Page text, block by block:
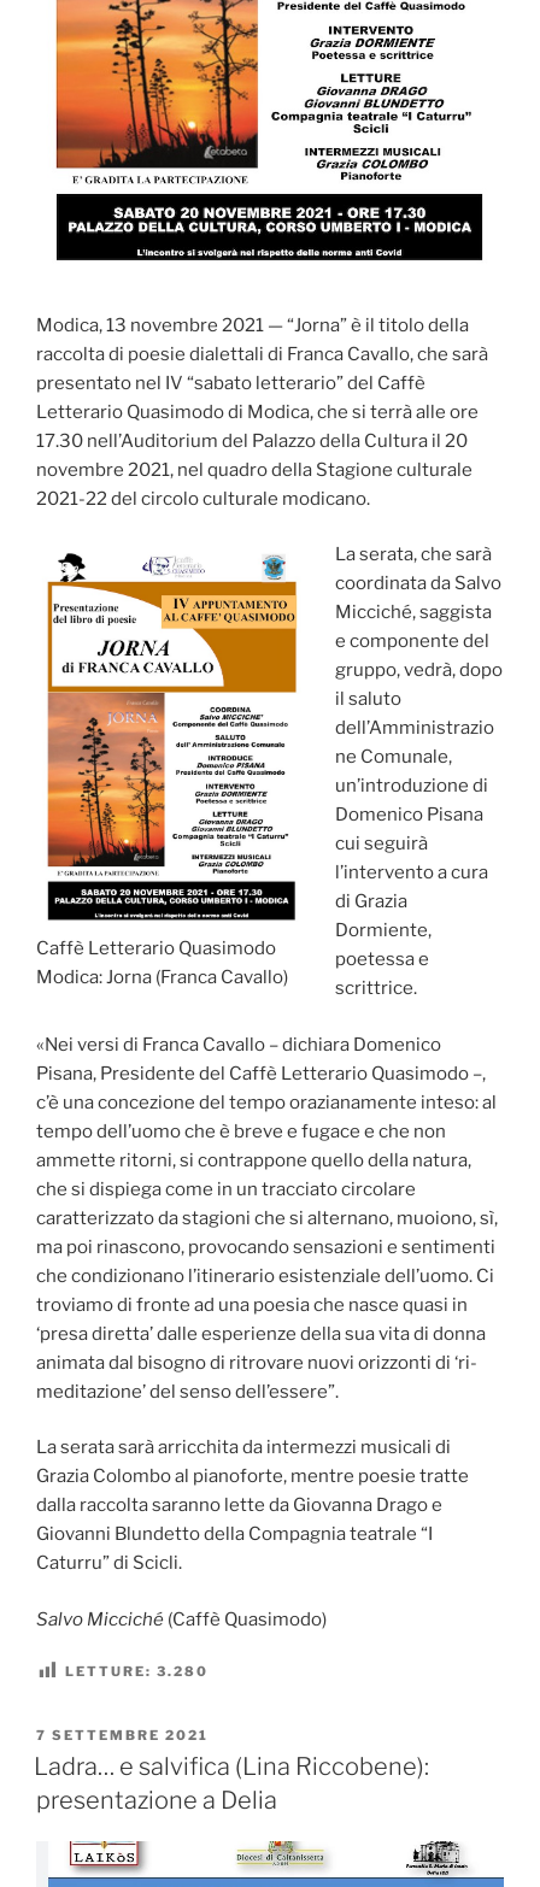
Modica, 13 novembre 2021 — “Jorna”è il titolo della
raccolta di poesie dialettali di Franca Cavallo, che sarà
presentato nel IV “sabato letterario” del Caffè
Letterario Quasimodo di Modica, che si terrà alle ore
17.30 nell’Auditorium del Palazzo della Cultura il 20
novembre 2021, nel quadro della Stagione culturale
2021-22 del circolo culturale modicano.
Caffè Letterario Quasimodo
Modica: Jorna (Franca Cavallo)
La serata, che sarà
coordinata da Salvo
Micciché, saggista
e componente del
gruppo, vedrà, dopo
il saluto
dell’Amministrazio
ne Comunale,
un’introduzione di
Domenico Pisana
cui seguirà
l’intervento a cura
di Grazia
Dormiente,
poetessa e
scrittrice.
«Nei versi di Franca Cavallo – dichiara Domenico
Pisana, Presidente del Caffè Letterario Quasimodo –,
c’è una concezione del tempo orazianamente inteso: al
tempo dell’uomo che è breve e fugace e che non
ammette ritorni, si contrappone quello della natura,
che si dispiega come in un tracciato circolare
caratterizzato da stagioni che si alternano, muoiono, sì,
ma poi rinascono, provocando sensazioni e sentimenti
che condizionano l’itinerario esistenziale dell’uomo. Ci
troviamo di fronte ad una poesia che nasce quasi in
‘presa diretta’ dalle esperienze della sua vita di donna
animata dal bisogno di ritrovare nuovi orizzonti di ‘ri-
meditazione’ del senso dell’essere”.
La serata sarà arricchita da intermezzi musicali di
Grazia Colombo al pianoforte, mentre poesie tratte
dalla raccolta saranno lette da Giovanna Drago e
Giovanni Blundetto della Compagnia teatrale “I
Caturru” di Scicli.
Salvo Micciché (Caffè Quasimodo)
LETTURE: 3.280
PUBBLICATO
IL
7 SETTEMBRE 2021
Ladra… e salvifica (Lina Riccobene):
presentazione a Delia